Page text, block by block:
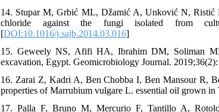
14. Stupar M, Grbić ML, Džamić A, Unković N, Ristić
chloride against the fungi isolated from
[DOI:10.1016/j.sajb.2014.03.016]
15. Geweely NS, Afifi HA, Ibrahim DM, Soliman
excavation, Egypt. Geomicrobiology Journal.
16. Zarai Z, Kadri A, Ben Chobba I, Ben Mansour R,
properties of Marrubium vulgare L. essential oil grown
17. Palla F, Bruno M, Mercurio F, Tantillo A,